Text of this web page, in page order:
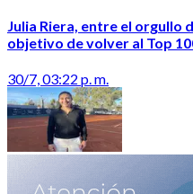
Julia Riera, entre el orgullo
objetivo de volver al Top
30/7, 03:22 p. m.